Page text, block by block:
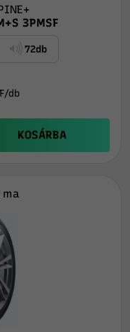
3PMSF
72db
db
KOSÁRBA